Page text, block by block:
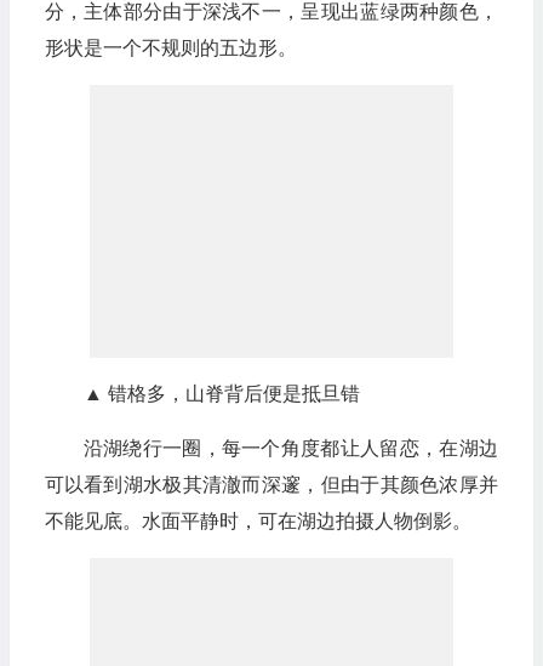
分，主体部分由于深浅不一，呈现出蓝绿两种颜色，
形状是一个不规则的五边形。
▲ 错格多，山脊背后便是抵旦错
沿湖绕行一圈，每一个角度都让人留恋，在湖边
可以看到湖水极其清澈而深邃，但由于其颜色浓厚并
不能见底。水面平静时，可在湖边拍摄人物倒影。